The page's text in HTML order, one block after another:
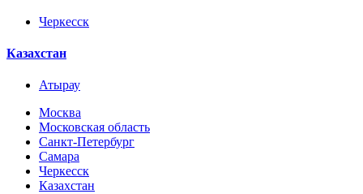
Черкесск
Казахстан
Атырау
Москва
Московская область
Санкт-Петербург
Самара
Черкесск
Казахстан